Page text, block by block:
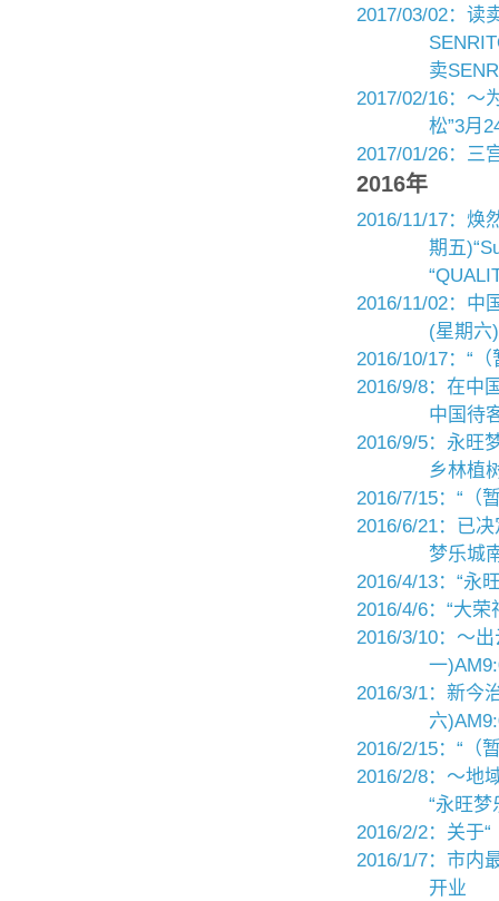
2017/03/02：读
卖
2017/02/16：〜
松”3月
2017/01/26：三
2016年
2016/11/17：焕
期五
2016/11/02：中
(星期六
2016/10/17：“
2016/9/8：在中
中国待
2016/9/5：永旺
乡林植
2016/7/15：“（
2016/6/21：已
梦乐城
2016/4/13：“永
2016/4/6：“大
2016/3/10：〜
一
2016/3/1：新今
六
2016/2/15：“（
2016/2/8：〜地
“永旺
2016/2/2：关于
2016/1/7：市内
开业